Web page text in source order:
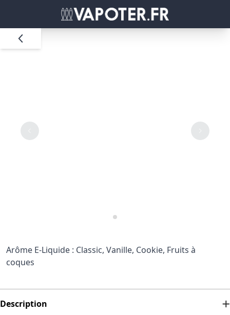
Arôme E-Liquide : Classic, Vanille, Cookie, Fruits à
coques
Description